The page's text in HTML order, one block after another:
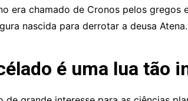
era chamado de Cronos pelos gregos
nascida para derrotar a deusa Atena.
é uma lua tão